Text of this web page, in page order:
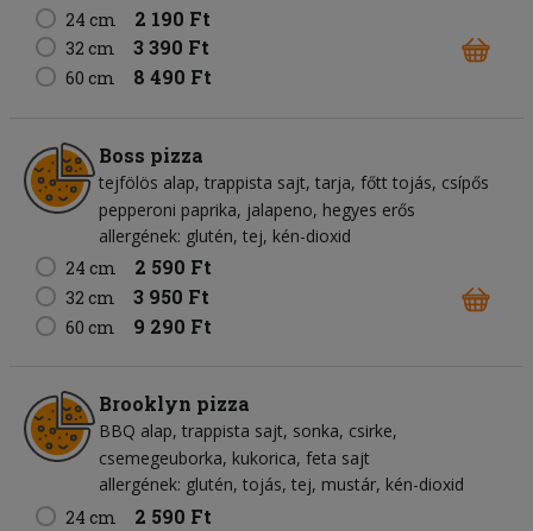
24 cm
2 190 Ft
32 cm 3 390 Ft
60 cm 8 490 Ft
Boss pizza
tejfölös alap trappista sajt tarja főtt tojás csípős
pepperoni paprika jalapeno hegyes erős
allergének: glutén, tej, kén-dioxid
24 cm
2 590 Ft
32 cm 3 950 Ft
60 cm 9 290 Ft
Brooklyn pizza
BBQ alap trappista sajt sonka csirke
csemegeuborka kukorica feta sajt
allergének: glutén, tojás, tej, mustár, kén-dioxid
24 cm
2 590 Ft